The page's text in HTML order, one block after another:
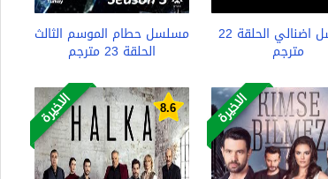
مسلسل اضنالي الحلقة 22
مترجم
مسلسل حطام الموسم الثالث
الحلقة 23 مترجم
الاخيرة 8.6 الاخيرة